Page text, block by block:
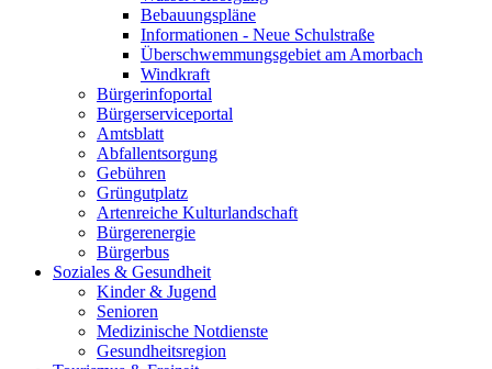
Bebauungspläne
Informationen - Neue Schulstraße
Überschwemmungsgebiet am Amorbach
Windkraft
Bürgerinfoportal
Bürgerserviceportal
Amtsblatt
Abfallentsorgung
Gebühren
Grüngutplatz
Artenreiche Kulturlandschaft
Bürgerenergie
Bürgerbus
Soziales & Gesundheit
Kinder & Jugend
Senioren
Medizinische Notdienste
Gesundheitsregion